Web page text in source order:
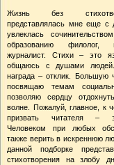
Жизнь без
представлялась мне еще с
увлеклась
образованию филолог,
журналист. Стихи – это
общаюсь с душами
награда – отклик. Большую
посвящаю темам
позволяю сердцу
волне. Пожалуй, главное, к
призвать читателя –
Человеком при любых
также верить в искреннюю
данной подборке
стихотворения на злобу